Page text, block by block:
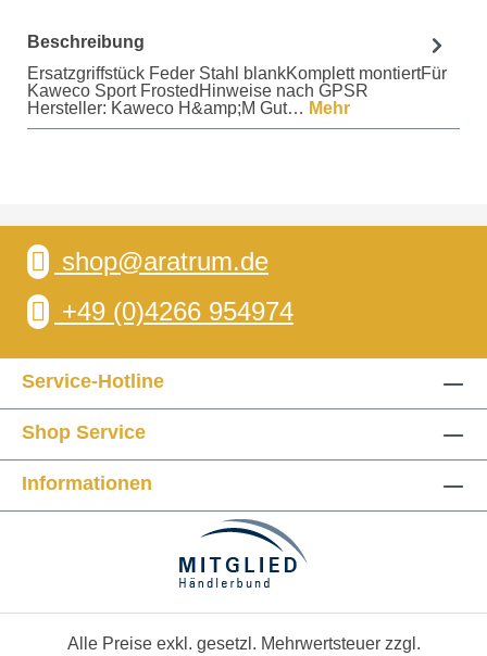
Beschreibung
Ersatzgriffstück Feder Stahl blankKomplett montiertFür
Kaweco Sport FrostedHinweise nach GPSR
Hersteller: Kaweco H&amp;M Gut… Mehr
shop@aratrum.de
+49 (0)4266 954974
Service-Hotline
Shop Service
Informationen
Alle Preise exkl. gesetzl. Mehrwertsteuer zzgl.